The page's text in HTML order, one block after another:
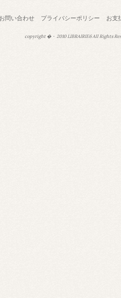
お問い合わせ プライバシーポリシー お支
copyright �・ 2010 LIBRAIRIE6 All Rights